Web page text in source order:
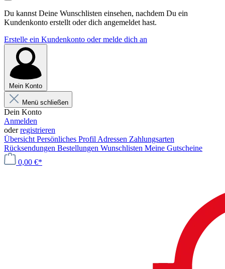
Du kannst Deine Wunschlisten einsehen, nachdem Du ein
Kundenkonto erstellt oder dich angemeldet hast.
Erstelle ein Kundenkonto oder melde dich an
Mein Konto
Menü schließen
Dein Konto
Anmelden
oderregistrieren
Übersicht Persönliches Profil Adressen Zahlungsarten
Rücksendungen Bestellungen Wunschlisten Meine Gutscheine
0,00 €*